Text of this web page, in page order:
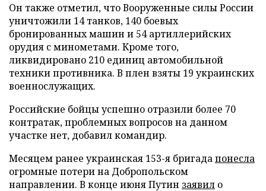
Он также отметил, что Вооруженные силы России
уничтожили 14 танков, 140 боевых
бронированных машин и 54 артиллерийских
орудия с минометами. Кроме того,
ликвидировано 210 единиц автомобильной
техники противника. В плен взяты 19 украинских
военнослужащих.
Российские бойцы успешно отразили более 70
контратак, проблемных вопросов на данном
участке нет, добавил командир.
Месяцем ранее украинская 153-я бригадапонесла
огромные потери на Добропольском
направлении. В конце июня Путин заявил о